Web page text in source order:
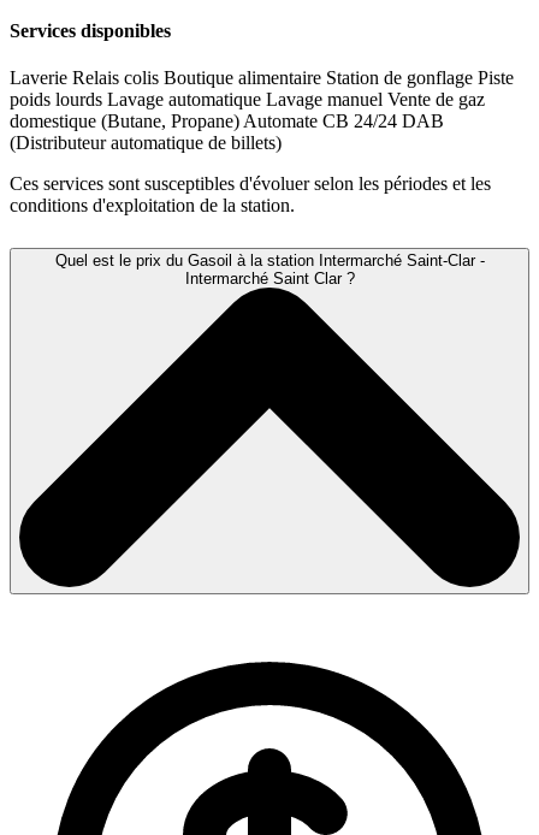
Services disponibles
Laverie Relais colis Boutique alimentaire Station de gonflage Piste
poids lourds Lavage automatique Lavage manuel Vente de gaz
domestique (Butane, Propane) Automate CB 24/24 DAB
(Distributeur automatique de billets)
Ces services sont susceptibles d'évoluer selon les périodes et les
conditions d'exploitation de la station.
Quel est le prix du Gasoil à la station Intermarché Saint-Clar -
Intermarché Saint Clar ?